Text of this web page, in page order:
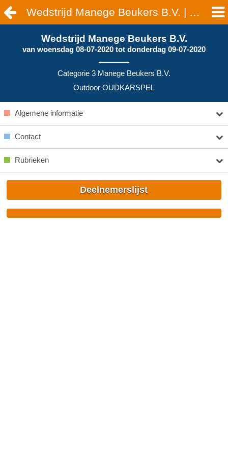
Wedstrijd Manege Beukers B.V. | OUDKARSPEL
Wedstrijd Manege Beukers B.V.
van woensdag 08-07-2020 tot donderdag 09-07-2020
Categorie 3 Manege Beukers B.V.
Outdoor OUDKARSPEL
Algemene informatie
Contact
Rubrieken
Deelnemerslijst